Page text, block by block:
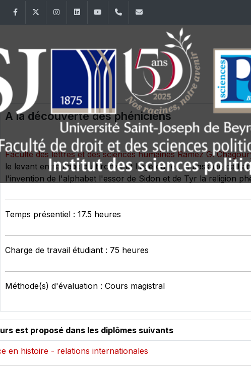
FacebookTwitter InstagramLinkedInYouTube+961 (1) 421 443
A la découverte des phéniciens
Faculté des lettres et des sciences humaines Ramez G.
le levant entre l'age du bronze et l'age du fer. le passage de
l'invention de l'alphabet l'essor de Sidon et de Tyr la religion
Temps présentiel : 17.5 heures
Charge de travail étudiant : 75 heures
Méthode(s) d'évaluation : Cours magistral
est proposé dans les diplômes suivants
en histoire - relations internationales